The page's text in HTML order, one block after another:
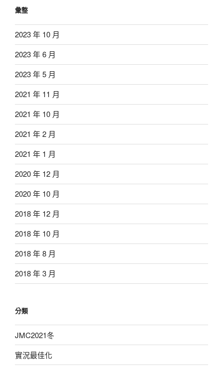
彙整
2023 年 10 月
2023 年 6 月
2023 年 5 月
2021 年 11 月
2021 年 10 月
2021 年 2 月
2021 年 1 月
2020 年 12 月
2020 年 10 月
2018 年 12 月
2018 年 10 月
2018 年 8 月
2018 年 3 月
分類
JMC2021冬
實況最佳化